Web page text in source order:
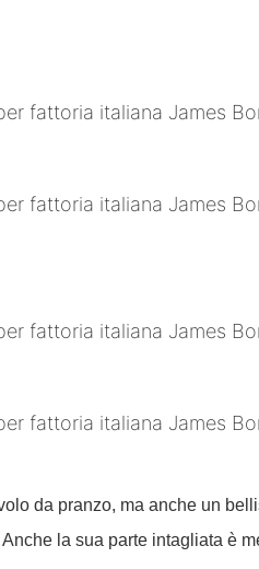
da pranzo, ma anche un
la sua parte intagliata è